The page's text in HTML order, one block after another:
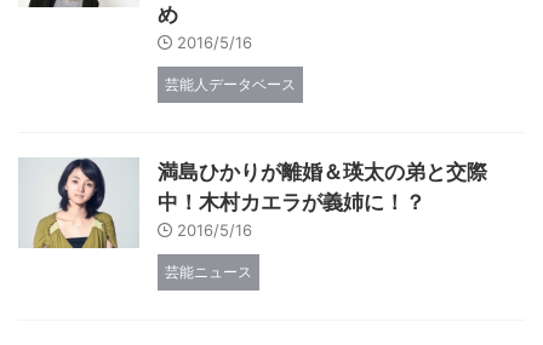
め
2016/5/16
芸能人データベース
満島ひかりが離婚＆瑛太の弟と交際
中！木村カエラが義姉に！？
2016/5/16
芸能ニュース